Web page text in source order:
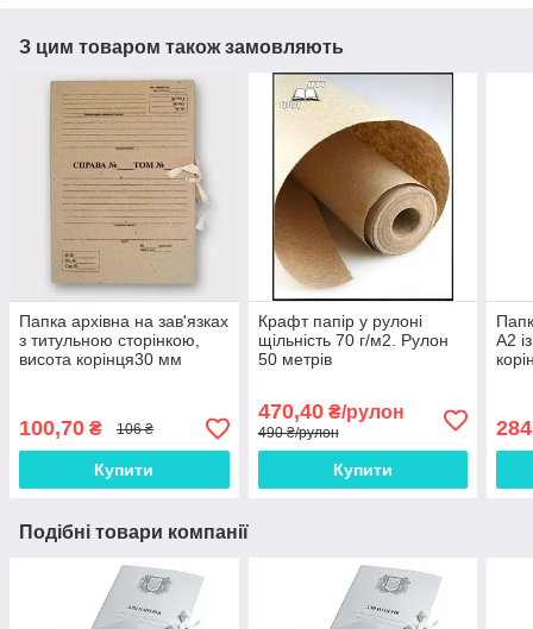
З цим товаром також замовляють
Папка архівна на зав'язках
з титульною сторінкою,
висота корінця30 мм
100,70 ₴ 106 ₴
Купити
Крафт папір у рулоні
щільність 70 г/м2. Рулон
50 метрів
470,40₴/рулон
490 ₴/рулон
Купити
А2
Подібні товари компанії